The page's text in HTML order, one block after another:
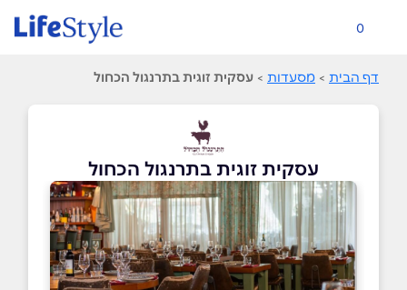
0
דף הבית > מסעדות > עסקית זוגית בתרנגול הכחול
עסקית זוגית בתרנגול הכחול